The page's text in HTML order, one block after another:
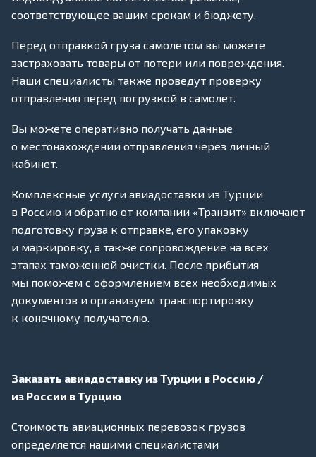
соответствующее вашим срокам и бюджету.
Перед отправкой груза самолетом вы можете
застраховать товары от потери или повреждения.
Наши специалисты также проведут проверку
отправления перед погрузкой в самолет.
Вы можете оперативно получать данные
о местонахождении отправления через личный
кабинет.
Комплексные услуги авиадоставки из Турции
в Россию и обратно от компании «Транзит» включают
подготовку груза к отправке, его упаковку
и маркировку, а также сопровождение на всех
этапах таможенной очистки. После прибытия
мы поможем с оформлением всех необходимых
документов и организуем транспортировку
к конечному получателю.
Заказать авиадоставку из Турции в Россию /
из России в Турцию
Стоимость авиационных перевозок грузов
определяется нашими специалистами